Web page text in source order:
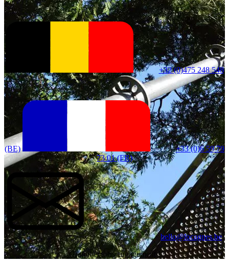
+32 (0)475 248 548
(BE)
+33 (0)6 59 79
73 01 (FR)
hello@locagnes.be
Gratuit et sans engagement !